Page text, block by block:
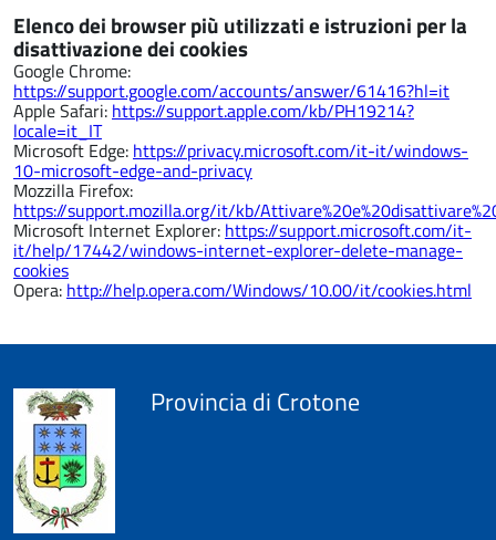
Elenco dei browser più utilizzati e istruzioni per la
disattivazione dei cookies
Google Chrome:
https://support.google.com/accounts/answer/61416?hl=it
Apple Safari: https://support.apple.com/kb/PH19214?
locale=it_IT
Microsoft Edge: https://privacy.microsoft.com/it-it/windows-
10-microsoft-edge-and-privacy
Mozzilla Firefox:
https://support.mozilla.org/it/kb/
Microsoft Internet Explorer: https://support.microsoft.com/it-
it/help/17442/windows-internet-explorer-delete-manage-
cookies
Opera: http://help.opera.com/Windows/10.00/it/cookies.html
Provincia di Crotone